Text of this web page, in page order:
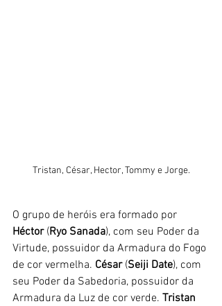
Tristan, César, Hector, Tommy e Jorge.
O grupo de heróis era formado por
Héctor (Ryo Sanada), com seu Poder da
Virtude, possuidor da Armadura do Fogo
de cor vermelha. César (Seiji Date), com
seu Poder da Sabedoria, possuidor da
Armadura da Luz de cor verde. Tristan